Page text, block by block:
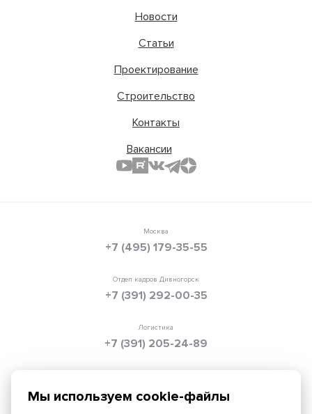
Новости
Статьи
Проектирование
Строительство
Контакты
Вакансии
Москва
+7 (495) 179-35-55
Отдел кадров Дивногорск
+7 (391) 292-00-35
Логистика
+7 (391) 205-24-89
info@texpolimer.ru
Мы используем cookie-файлы